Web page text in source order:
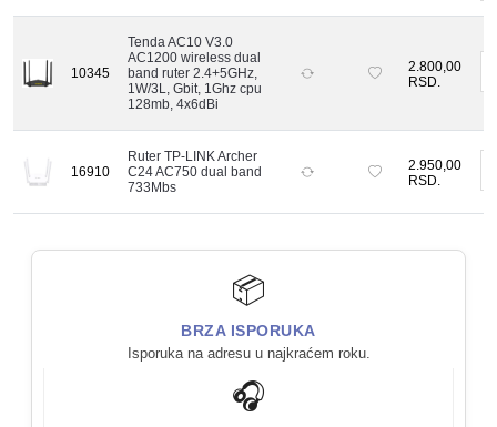
10345
Tenda AC10 V3.0
AC1200 wireless dual
band ruter 2.4+5GHz,
1W/3L, Gbit, 1Ghz cpu
128mb, 4x6dBi
2.800,00
RSD.
16910
Ruter TP-LINK Archer
C24 AC750 dual band
733Mbs
2.950,00
RSD.
📦
BRZA ISPORUKA
Isporuka na adresu u najkraćem roku.
🎧